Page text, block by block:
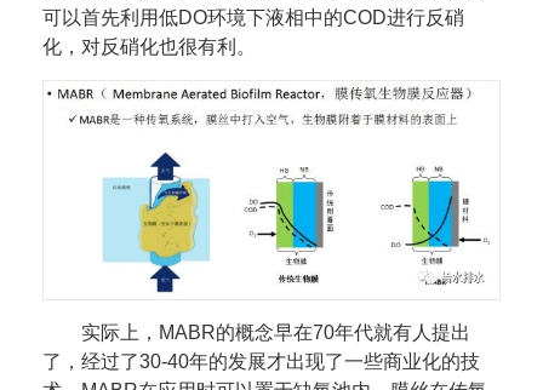
可以首先利用低DO环境下液相中的COD进行反硝
化，对反硝化也很有利。
实际上，MABR的概念早在70年代就有人提出
了，经过了30-40年的发展才出现了一些商业化的技